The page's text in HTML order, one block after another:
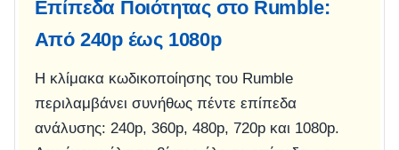
Επίπεδα Ποιότητας στο Rumble:
Από 240p έως 1080p
Η κλίμακα κωδικοποίησης του Rumble
περιλαμβάνει συνήθως πέντε επίπεδα
ανάλυσης: 240p, 360p, 480p, 720p και 1080p.